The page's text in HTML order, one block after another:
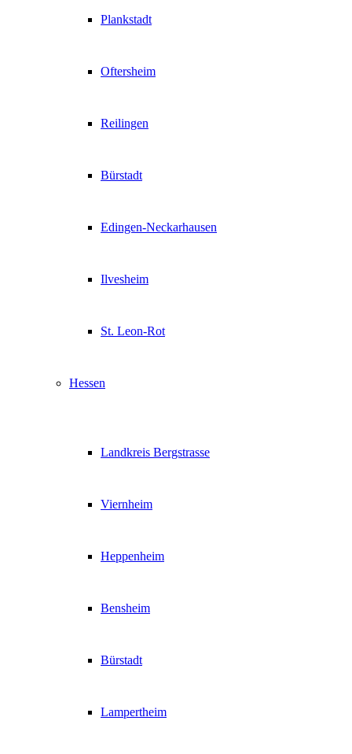
Plankstadt
Oftersheim
Reilingen
Bürstadt
Edingen-Neckarhausen
Ilvesheim
St. Leon-Rot
Hessen
Landkreis Bergstrasse
Viernheim
Heppenheim
Bensheim
Bürstadt
Lampertheim